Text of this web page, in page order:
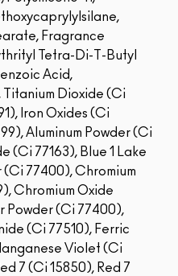
Fragrance
Tetra-Di-T-Butyl
Acid,
Dioxide (Ci
Iron Oxides (Ci
Aluminum Powder (Ci
(Ci 77163), Blue 1 Lake
77400), Chromium
Chromium Oxide
Powder (Ci 77400),
(Ci 77510), Ferric
Violet (Ci
7 (Ci 15850), Red 7